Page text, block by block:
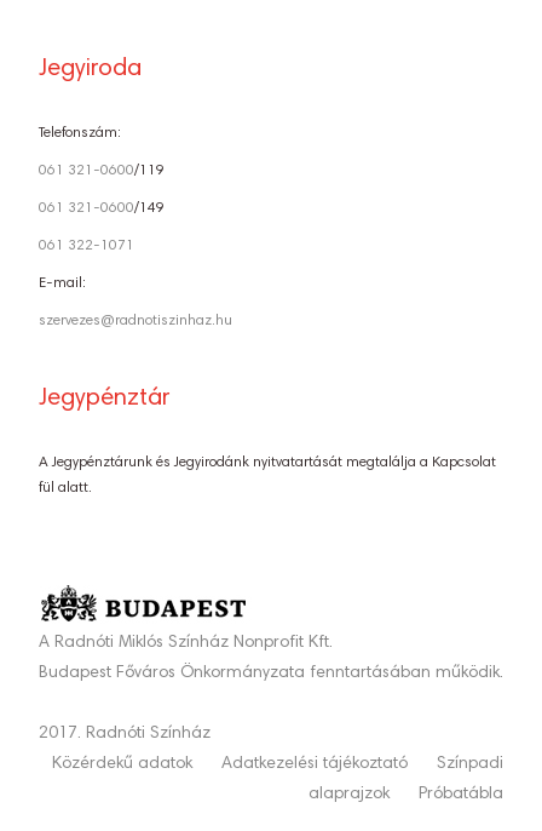
Jegyiroda
Telefonszám:
061 321-0600/119
061 321-0600/149
061 322-1071
E-mail:
szervezes@radnotiszinhaz.hu
Jegypénztár
A Jegypénztárunk és Jegyirodánk nyitvatartását megtalálja a Kapcsolat
fül alatt.
A Radnóti Miklós Színház Nonprofit Kft.
Budapest Főváros Önkormányzata fenntartásában működik.
2017. Radnóti Színház
Közérdekű adatok
Adatkezelési tájékoztató
Színpadi
alaprajzok
Próbatábla